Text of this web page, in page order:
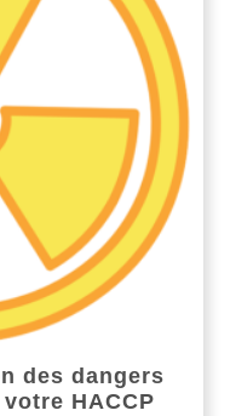
des dangers
HACCP